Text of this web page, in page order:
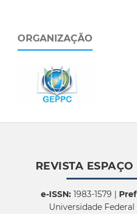
ORGANIZAÇÃO
REVISTA
e-ISSN:1983-1579 |
Universidade